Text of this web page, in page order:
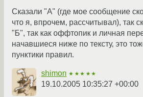
Сказали "А" (где мое сообщение
что я, впрочем, рассчитывал), так
"Б", так как оффтопик и личная
начавшиеся ниже по тексту, это
пунктики правил.
shimon ★★★★★
19.10.2005 10:35:27 +00:00